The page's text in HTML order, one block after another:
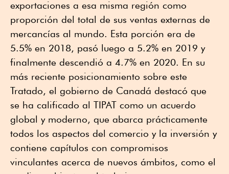
exportaciones a esa misma región como
proporción del total de sus ventas externas de
mercancías al mundo. Esta porción era de
5.5% en 2018, pasó luego a 5.2% en 2019 y
finalmente descendió a 4.7% en 2020. En su
más reciente posicionamiento sobre este
Tratado, el gobierno de Canadá destacó que
se ha calificado al TIPAT como un acuerdo
global y moderno, que abarca prácticamente
todos los aspectos del comercio y la inversión y
contiene capítulos con compromisos
vinculantes acerca de nuevos ámbitos, como el